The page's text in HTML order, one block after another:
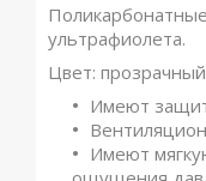
ультрафиолета.
Цвет:
Имеют
Имеют